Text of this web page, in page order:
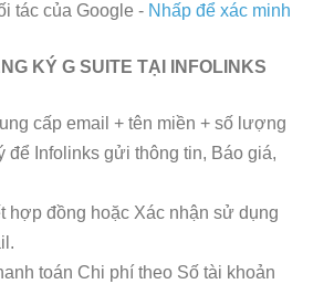
tác của Google - Nhấp để xác minh
KÝ G SUITE TẠI INFOLINKS
cấp email + tên miền + số lượng
để Infolinks gửi thông tin, Báo giá,
hợp đồng hoặc Xác nhận sử dụng
toán Chi phí theo Số tài khoản